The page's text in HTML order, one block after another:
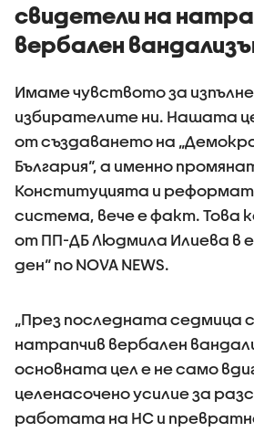
свидетели на
вербален
Имаме чувството за
избирателите ни. Нашата
от създаването на
България“, а именно
Конституцията и
система, вече е факт. Това
от ПП-ДБ Людмила Илиева в
ден“ по NOVA NEWS.
„През последната седмица
натрапчив вербален
основната цел е не само
целенасочено усилие за
работата на НС и